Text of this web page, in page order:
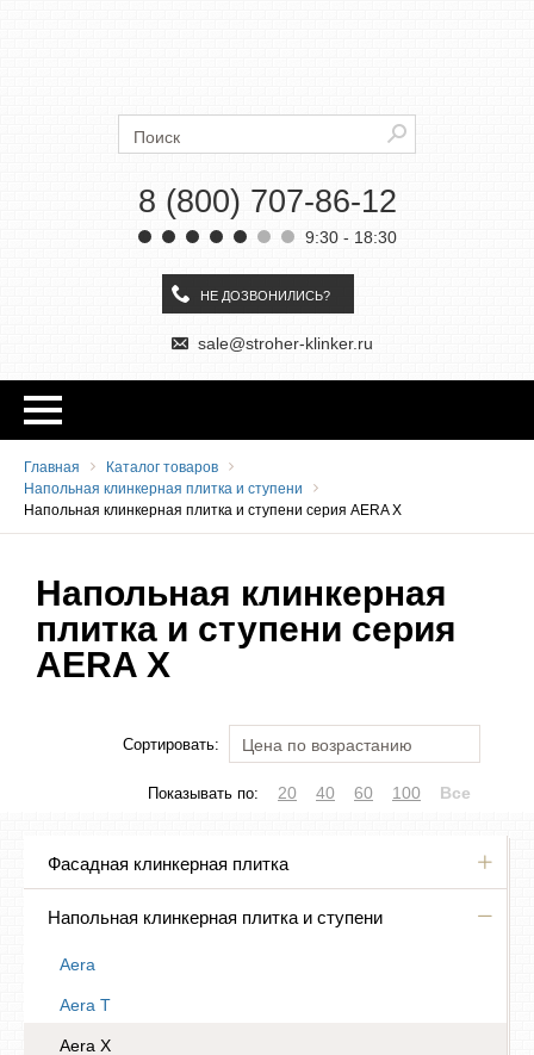
8 (800) 707-86-12
9:30 - 18:30
НЕ ДОЗВОНИЛИСЬ?
sale@stroher-klinker.ru
Главная
Каталог товаров
Напольная клинкерная плитка и ступени
Напольная клинкерная плитка и ступени серия AERA X
Напольная клинкерная
плитка и ступени серия
AERA X
Сортировать:
Показывать по: 20 40 60 100 Все
Фасадная клинкерная плитка
Напольная клинкерная плитка и ступени
Aera
Aera T
Aera X